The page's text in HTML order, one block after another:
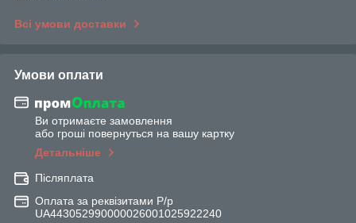
Всі умови доставки
Умови оплати
Ви отримаєте замовлення
або гроші повернуться на вашу картку
Детальніше
Післяплата
Оплата за реквізитами Р/р
UA443052990000026001025922240